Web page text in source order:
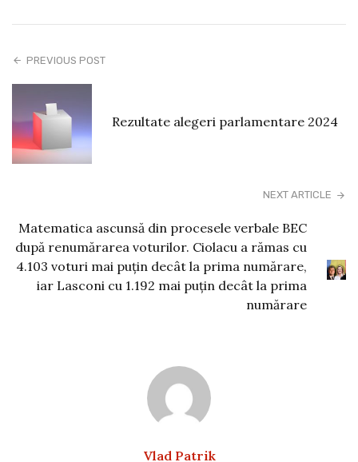
PREVIOUS POST
Rezultate alegeri parlamentare 2024
NEXT ARTICLE
Matematica ascunsă din procesele verbale BEC
după renumărarea voturilor. Ciolacu a rămas cu
4.103 voturi mai puțin decât la prima numărare,
iar Lasconi cu 1.192 mai puțin decât la prima
numărare
Vlad Patrik